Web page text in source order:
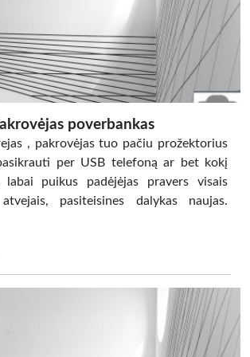
poverbankas
, pakrovėjas tuo pačiu prožektorius
per USB telefoną ar bet kokį
puikus padėjėjas pravers visais
pasiteisines dalykas naujas.